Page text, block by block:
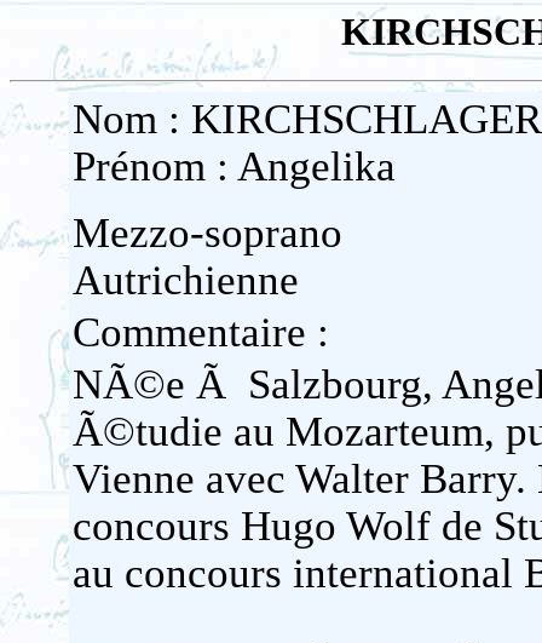
Nom : KIRCHSCHLAGER
Prénom : Angelika
Mezzo-soprano
Autrichienne
Commentaire :
NÃ©e Ã Salzbourg,
Ã©tudie au Mozarteum,
Vienne avec Walter
concours Hugo Wolf de
au concours international